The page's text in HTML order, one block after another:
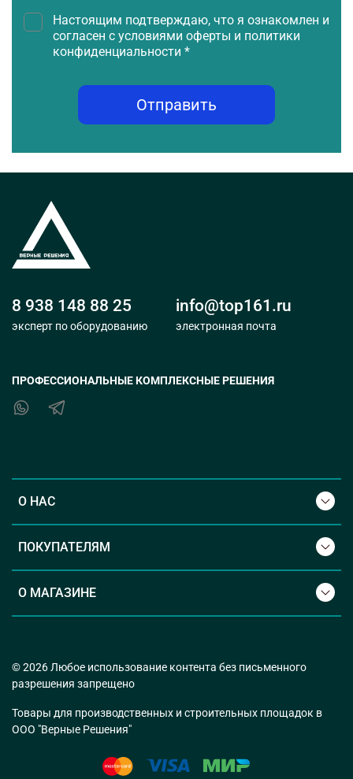
Настоящим подтверждаю, что я ознакомлен и
согласен с условиями оферты и политики
конфиденциальности *
Отправить
О НАС
ПОКУПАТЕЛЯМ
О МАГАЗИНЕ
8 938 148 88 25
эксперт по оборудованию
info@top161.ru
электронная почта
ПРОФЕССИОНАЛЬНЫЕ КОМПЛЕКСНЫЕ РЕШЕНИЯ
© 2026 Любое использование контента без письменного
разрешения запрещено
Товары для производственных и строительных площадок в
ООО "Верные Решения"